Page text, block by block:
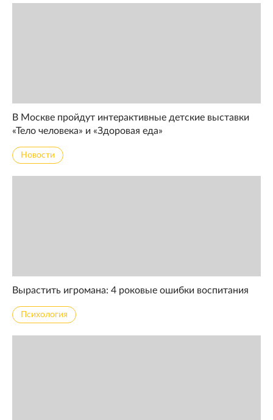
В Москве пройдут интерактивные детские выставки
«Тело человека» и «Здоровая еда»
Новости
Вырастить игромана: 4 роковые ошибки воспитания
Психология